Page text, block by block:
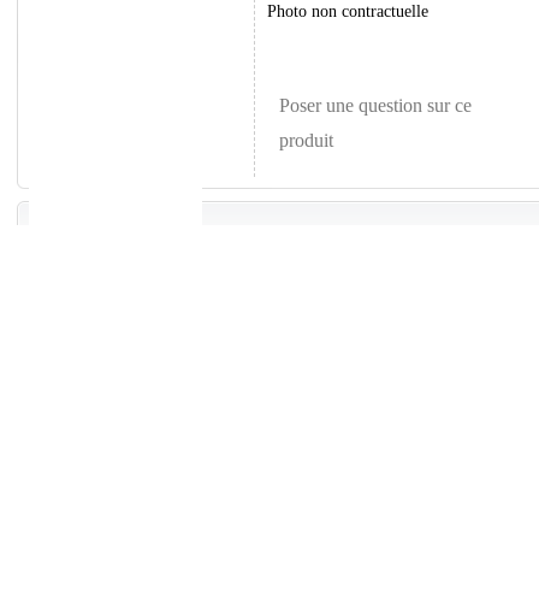
Photo non contractuelle
Poser une question sur ce
produit